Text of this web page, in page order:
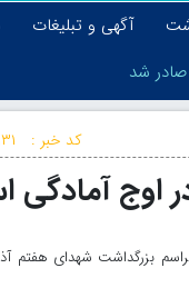
آگهی و تبلیغات
شد
صادر شد
کد خبر :
اوج
بزرگداشت شهدای هفتم